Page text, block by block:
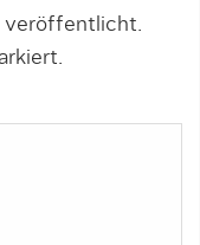
veröffentlicht.